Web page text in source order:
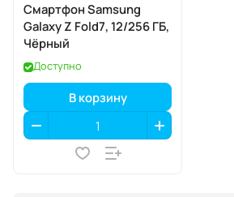
Смартфон Samsung
Galaxy Z Fold7, 12/256 ГБ,
Чёрный
Доступно
В корзину